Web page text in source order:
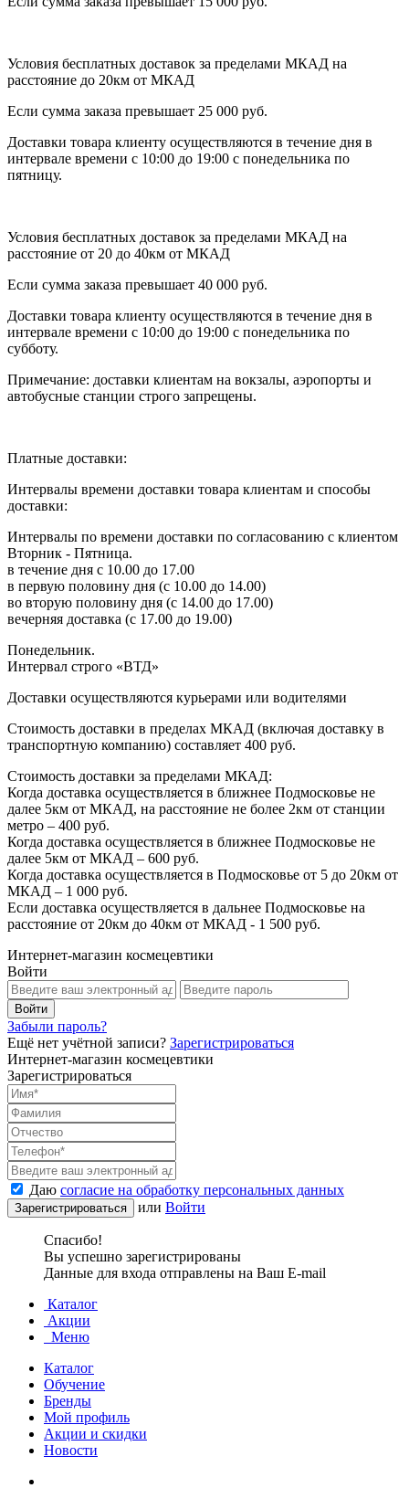
Условия бесплатных доставок за пределами МКАД на
расстояние до 20км от МКАД
Если сумма заказа превышает 25 000 руб.
Доставки товара клиенту осуществляются в течение дня в
интервале времени с 10:00 до 19:00 с понедельника по
пятницу.
Условия бесплатных доставок за пределами МКАД на
расстояние от 20 до 40км от МКАД
Если сумма заказа превышает 40 000 руб.
Доставки товара клиенту осуществляются в течение дня в
интервале времени с 10:00 до 19:00 с понедельника по
субботу.
Примечание: доставки клиентам на вокзалы, аэропорты и
автобусные станции строго запрещены.
Платные доставки:
Интервалы времени доставки товара клиентам и способы
доставки:
Интервалы по времени доставки по согласованию с клиентом
Вторник - Пятница.
в течение дня с 10.00 до 17.00
в первую половину дня (с 10.00 до 14.00)
во вторую половину дня (с 14.00 до 17.00)
вечерняя доставка (с 17.00 до 19.00)
Понедельник.
Интервал строго «ВТД»
Доставки осуществляются курьерами или водителями
Стоимость доставки в пределах МКАД (включая доставку в
транспортную компанию) составляет 400 руб.
Стоимость доставки за пределами МКАД:
Когда доставка осуществляется в ближнее Подмосковье не
далее 5км от МКАД, на расстояние не более 2км от станции
метро – 400 руб.
Когда доставка осуществляется в ближнее Подмосковье не
далее 5км от МКАД – 600 руб.
Когда доставка осуществляется в Подмосковье от 5 до 20км от
МКАД – 1 000 руб.
Если доставка осуществляется в дальнее Подмосковье на
расстояние от 20км до 40км от МКАД - 1 500 руб.
Интернет-магазин космецевтики
Войти
Забыли пароль?
Ещё нет учётной записи? Зарегистрироваться
Интернет-магазин космецевтики
Зарегистрироваться
Даю согласие на обработку персональных данных
или Войти
Спасибо!
Вы успешно зарегистрированы
Данные для входа отправлены на Ваш E-mail
Каталог
Акции
Меню
Каталог
Обучение
Бренды
Мой профиль
Акции и скидки
Новости